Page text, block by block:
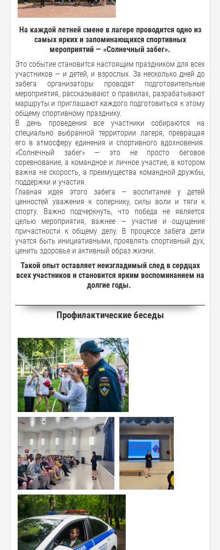
На каждой летней смене в лагере проводится одно из
самых ярких и запоминающихся спортивных
мероприятий — «Солнечный забег».
Это событие становится настоящим праздником для всех
участников — и детей, и взрослых. За несколько дней до
забега организаторы проводят подготовительные
мероприятия, рассказывают о правилах, разрабатывают
маршруты и приглашают каждого подготовиться к этому
общему спортивному празднику.
В день проведения все участники собираются на
специально выбранной территории лагеря, превращая
его в атмосферу единения и спортивного вдохновения.
«Солнечный забег» — это не просто беговое
соревнование, а командное и личное участие, в котором
важна не скорость, а преимущества командной дружбы,
поддержки и участия.
Главная идея этого забега — воспитание у детей
ценностей уважения к сопернику, силы воли и тяги к
спорту. Важно подчеркнуть, что победа не является
целью мероприятия, важнее — участие и ощущение
причастности к общему делу. В процессе забега дети
учатся быть инициативными, проявлять спортивный дух,
ценить здоровье и активный образ жизни.
Такой опыт оставляет неизгладимый след в сердцах
всех участников и становится ярким воспоминанием на
долгие годы.
Профилактические беседы